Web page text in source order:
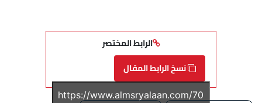
الرابط المختصر
نسخ الرابط المقال